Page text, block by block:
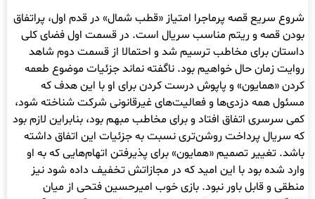
شروع سریع قصه پرماجرا امتیاز «قطب شمال» در قدم اول، پراتفاق
بودن قصه و ریتم مناسب سریال است. در قسمت اول فضای کلی
داستان برای مخاطب ترسیم شد و احتمالا از قسمت دوم شاهد
روایت زمان حال خواهیم بود. ناگفته نماند جزئیات موضوع طعمه
کردن «همایون» و پاپوش درست کردن برای او با این هدف که
مسئول همه دزدی‌ها و فعالیت‌های غیرقانونی شرکت شناخته شود،
کمی سرسری اتفاق افتاد و برای مخاطب مبهم بود، بنابراین لازم بود
که سریال پرداخت روشن‌تری نسبت به جزئیات این اتفاق داشته
باشد. تغییر تصمیم «همایون» برای پذیرفتن اتهام‌هایی که به او
وارد شده بود با این امید که در مجازاتش تخفیف داده شود نیز
منطقی و قابل باور نبود. بازی خوب امیرحسین فتحی از میان